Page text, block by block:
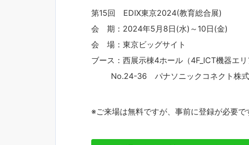
第15回 EDIX東京2024(教育総合展)
会 期：2024年5月8日(水)～10日(金)
会 場：東京ビッグサイト
ブース：西展示棟4ホール（4F_ICT機器エリ
No.24-36 パナソニックコネクト株式
※ご来場は無料ですが、事前に登録が必要で